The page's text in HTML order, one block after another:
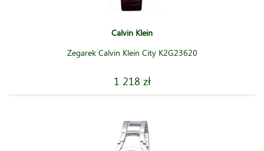
Calvin Klein
Zegarek Calvin Klein City K2G23620
1 218 zł